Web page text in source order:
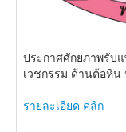
ประกาศศักยภาพรับ
เวชกรรม ด้านต้อหิน
รายละเอียด คลิก